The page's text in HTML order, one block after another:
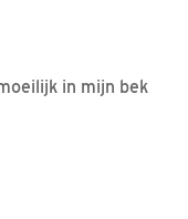
in mijn bek